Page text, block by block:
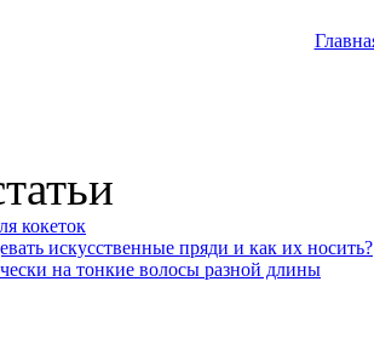
кокеток
искусственные пряди и как их носить?
на тонкие волосы разной длины